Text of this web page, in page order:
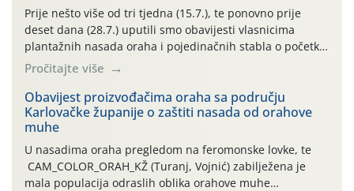
Prije nešto više od tri tjedna (15.7.), te ponovno prije
deset dana (28.7.) uputili smo obavijesti vlasnicima
plantažnih nasada oraha i pojedinačnih stabla o početku
leta i ovogodišnjoj potrebi usmjerenog suzbijanja
orahove muhe (Rhagoletis completa)! Već dvanaest dana
traje drugi ovogodišnji “toplinski udar”, koji naročito
izražen zadnja šest dana (31.7.-05.8.), jer najviše
temperature zraka svakodnevno […]
Pročitajte više
Obavijest proizvođačima oraha sa području
Karlovačke županije o zaštiti nasada od orahove
muhe
U nasadima oraha pregledom na feromonske lovke, te
CAM_COLOR_ORAH_KŽ (Turanj, Vojnić) zabilježena je
mala populacija odraslih oblika orahove muhe